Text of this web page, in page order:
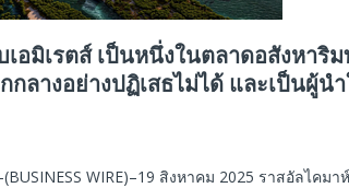
อมิเรตส์ เป็นหนึ่งในตลาดอสังหาริ
กลางอย่างปฏิเสธไม่ได้ และเป็นผู้น
WIRE)–19 สิงหาคม 2025 ราสอัลไคม